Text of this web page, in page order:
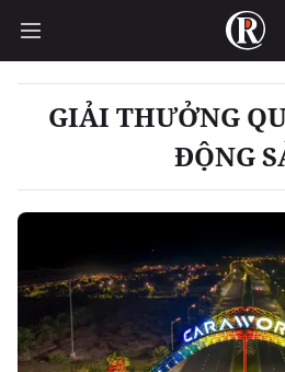
GIẢI THƯỞNG
ĐỘNG